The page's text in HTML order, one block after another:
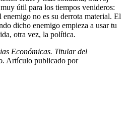
útil para los tiempos venideros:
no es su derrota material. El
dicho enemigo empieza a usar tu
otra vez, la política.
Económicas. Titular del
Artículo publicado por